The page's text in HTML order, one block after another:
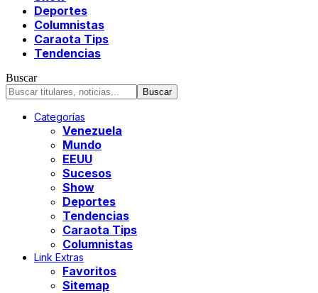
Deportes
Columnistas
Caraota Tips
Tendencias
Buscar
Categorías
Venezuela
Mundo
EEUU
Sucesos
Show
Deportes
Tendencias
Caraota Tips
Columnistas
Link Extras
Favoritos
Sitemap